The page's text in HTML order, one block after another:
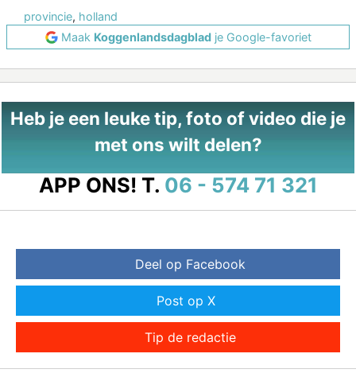
provincie, holland
Maak Koggenlandsdagbladje Google-favoriet
Heb je een leuke tip, foto of video die je
met ons wilt delen?
APP ONS! T. 06 - 574 71 321
Deel op Facebook
Post op X
Tip de redactie